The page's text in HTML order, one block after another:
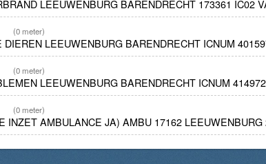
LEEUWENBURG BARENDRECHT 173361 IC02
(0 meter)
DIEREN LEEUWENBURG BARENDRECHT ICNUM
(0 meter)
LEEUWENBURG BARENDRECHT ICNUM 414972
(0 meter)
INZET AMBULANCE JA) AMBU 17162